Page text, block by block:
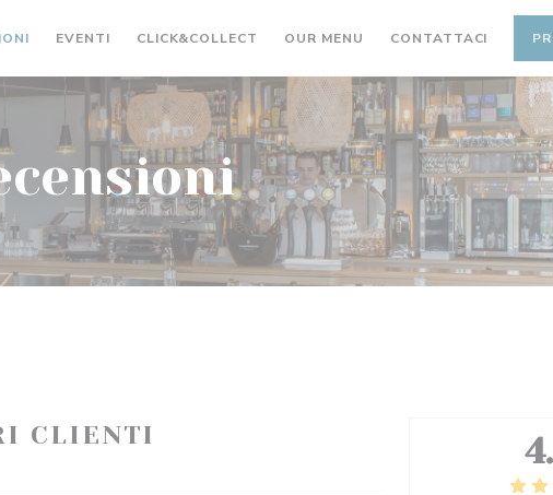
EVENTI CLICK&COLLECT ((APRE UNA NUOVA FINESTRA))
OUR MENU ((APRE UNA NUOVA
CONTATTACI
CLIENTI